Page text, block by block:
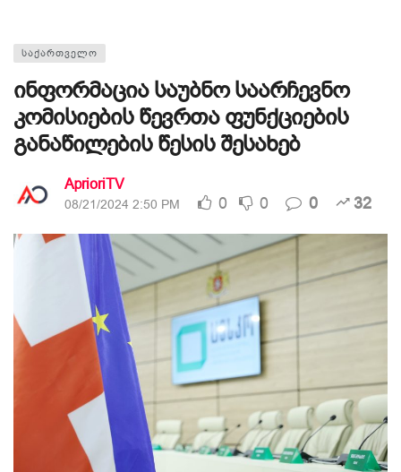
ᲡᲐᲥᲐᲠᲗᲕᲔᲚᲝ
ინფორმაცია საუბნო საარჩევნო
კომისიების წევრთა ფუნქციების
განაწილების წესის შესახებ
AprioriTV
08/21/2024 2:50 PM 0 0 0 32